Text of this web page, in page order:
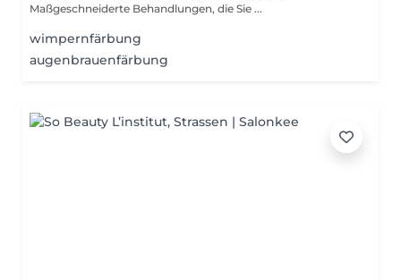
Maßgeschneiderte Behandlungen, die Sie ...
wimpernfärbung
augenbrauenfärbung